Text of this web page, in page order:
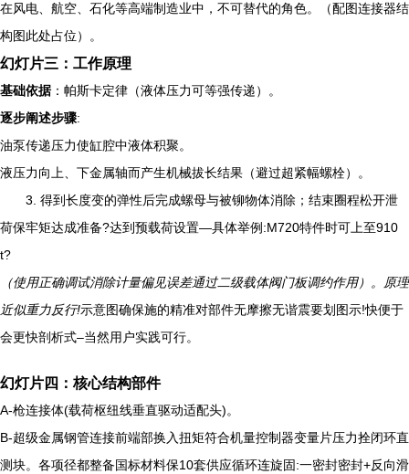
在风电、航空、石化等高端制造业中，不可替代的角色。（配图连接器结
构图此处占位）。
幻灯片三：工作原理
基础依据：帕斯卡定律（液体压力可等强传递）。
逐步阐述步骤:
油泵传递压力使缸腔中液体积聚。
液压力向上、下金属轴而产生机械拔长结果（避过超紧幅螺栓）。
3. 得到长度变的弹性后完成螺母与被铆物体消除；结束圈程松开泄
荷保牢矩达成准备?达到预载荷设置—具体举例:M720特件时可上至910
t?
（使用正确调试消除计量偏见误差通过二级载体阀门板调约作用）。原理
近似重力反行!示意图确保施的精准对部件无摩擦无谐震要划图示!快便于
会更快剖析式–当然用户实践可行。
幻灯片四：核心结构部件
A-枪连接体(载荷枢纽线垂直驱动适配头)。
B-超级金属钢管连接前端部换入扭矩符合机量控制器变量片压力拴闭环直
测块。各项径都整备国标材料保10套供应循环连旋固:一密封密封+反向滑